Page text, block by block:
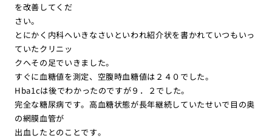
を改善してくだ
さい。
とにかく内科へいきなさいといわれ紹介状を書かれていつもいっ
ていたクリニッ
クへその足でいきました。
すぐに血糖値を測定、空腹時血糖値は２４０でした。
Hba1cは後でわかったのですが９．２でした。
完全な糖尿病です。高血糖状態が長年継続していたせいで目の奥
の網膜血管が
出血したとのことです。